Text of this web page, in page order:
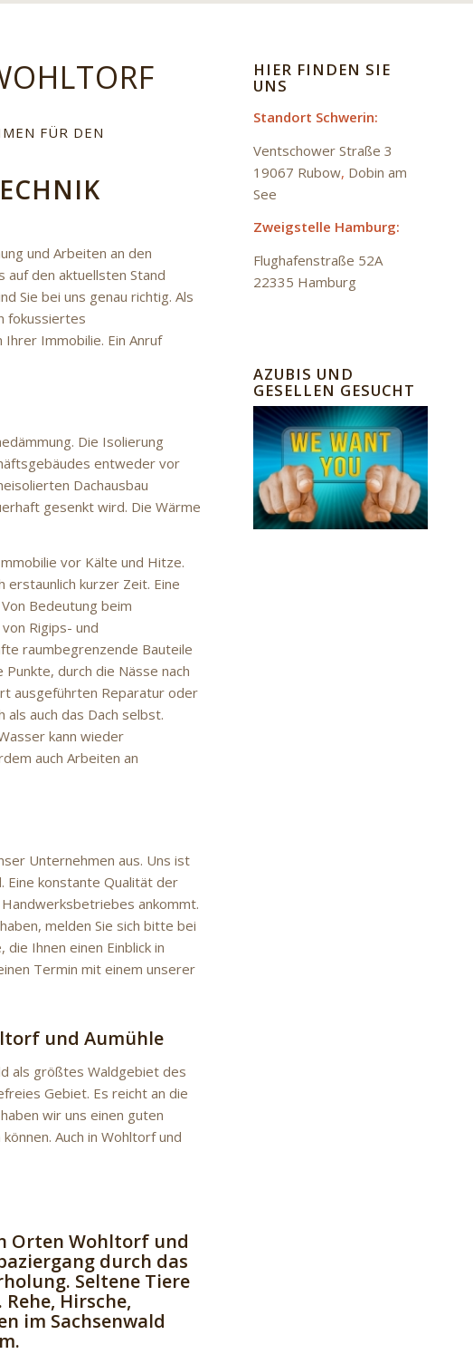
FÜR DEN
und Arbeiten an den
auf den aktuellsten Stand
Sie bei uns genau richtig. Als
fokussiertes
Immobilie. Ein Anruf
Die Isolierung
entweder vor
Dachausbau
gesenkt wird. Die Wärme
vor Kälte und Hitze.
erstaunlich kurzer Zeit. Eine
Bedeutung beim
Rigips- und
raumbegrenzende Bauteile
Punkte, durch die Nässe nach
ausgeführten Reparatur oder
auch das Dach selbst.
kann wieder
auch Arbeiten an
Unternehmen aus. Uns ist
Eine konstante Qualität der
ankommt.
melden Sie sich bitte bei
Ihnen einen Einblick in
Termin mit einem unserer
und Aumühle
als größtes Waldgebiet des
Gebiet. Es reicht an die
wir uns einen guten
Auch in Wohltorf und
Orten Wohltorf und
durch das
Seltene Tiere
Hirsche,
im Sachsenwald
HIER FINDEN SIE
UNS
Standort Schwerin:
Ventschower Straße 3
19067 Rubow, Dobin am
See
Zweigstelle Hamburg:
Flughafenstraße 52A
22335 Hamburg
AZUBIS UND
GESELLEN GESUCHT